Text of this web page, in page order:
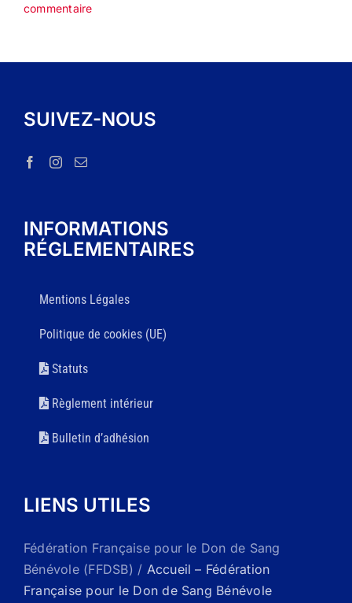
commentaire
SUIVEZ-NOUS
INFORMATIONS
RÉGLEMENTAIRES
Mentions Légales
Politique de cookies (UE)
Statuts
Règlement intérieur
Bulletin d’adhésion
LIENS UTILES
Fédération Française pour le Don de Sang
Bénévole (FFDSB) / Accueil – Fédération
Française pour le Don de Sang Bénévole